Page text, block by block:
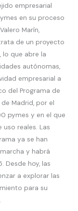
empresarial
en su proceso
Marín,
de un proyecto
lo que abre la
autónomas,
empresarial a
del Programa de
Madrid, por el
pymes y en el que
reales. Las
ya se han
y habrá
Desde hoy, las
a explorar las
para su